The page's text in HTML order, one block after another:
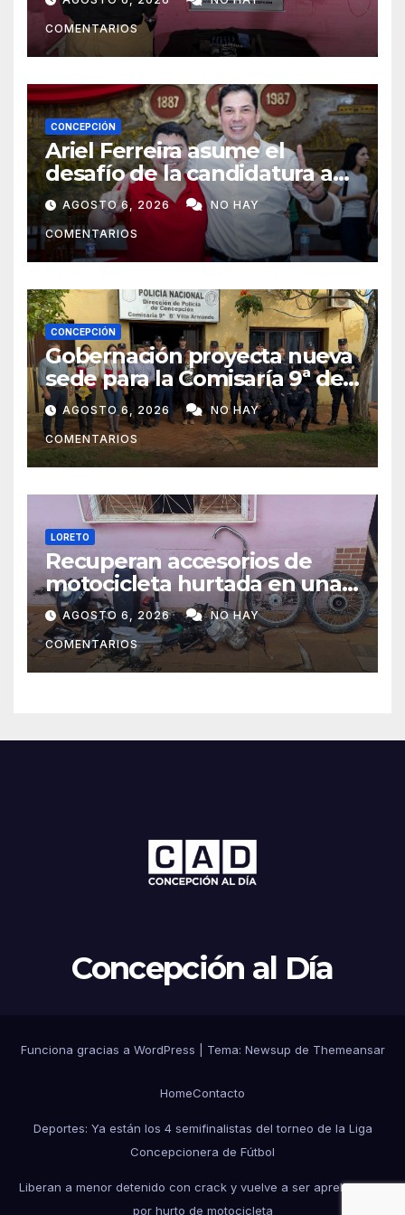
crack en Concepción
COMENTARIOS
CONCEPCIÓN
Ariel Ferreira asume el
desafío de la candidatura a
concejal tras la renuncia de
Lourdes Carduz
AGOSTO 6, 2026 NO HAY
COMENTARIOS
CONCEPCIÓN
Gobernación proyecta nueva
sede para la Comisaría 9ª de
Villa Armando tras verificar
las condiciones edilicias
AGOSTO 6, 2026 NO HAY
COMENTARIOS
LORETO
Recuperan accesorios de
motocicleta hurtada en una
zona boscosa de Loreto
AGOSTO 6, 2026 NO HAY
COMENTARIOS
Concepción al Día
Funciona gracias a WordPress Tema: Newsup de Themeansar
HomeContacto
Deportes: Ya están los 4 semifinalistas del torneo de la Liga
Concepcionera de Fútbol
Liberan a menor detenido con crack y vuelve a ser aprehendido
por hurto de motocicleta